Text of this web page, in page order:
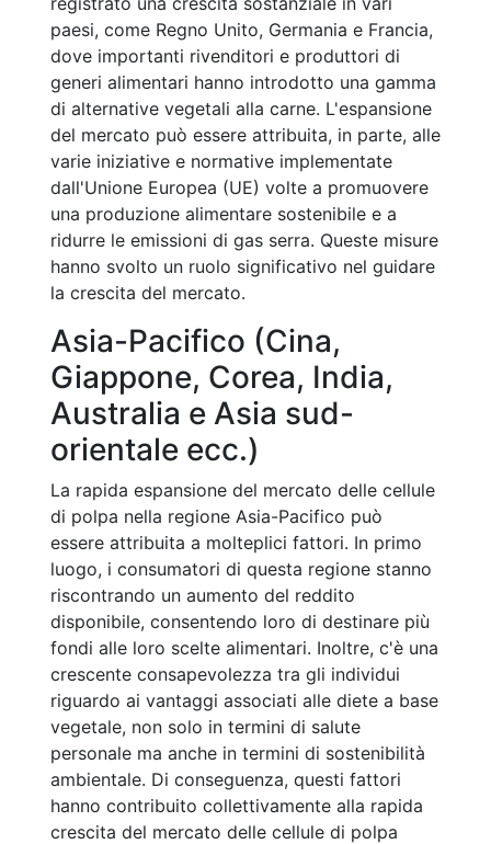
paesi, come Regno Unito, Germania e Francia,
dove importanti rivenditori e produttori di
generi alimentari hanno introdotto una gamma
di alternative vegetali alla carne. L'espansione
del mercato può essere attribuita, in parte, alle
varie iniziative e normative implementate
dall'Unione Europea (UE) volte a promuovere
una produzione alimentare sostenibile e a
ridurre le emissioni di gas serra. Queste misure
hanno svolto un ruolo significativo nel guidare
la crescita del mercato.
Asia-Pacifico (Cina,
Giappone, Corea, India,
Australia e Asia sud-
orientale ecc.)
La rapida espansione del mercato delle cellule
di polpa nella regione Asia-Pacifico può
essere attribuita a molteplici fattori. In primo
luogo, i consumatori di questa regione stanno
riscontrando un aumento del reddito
disponibile, consentendo loro di destinare più
fondi alle loro scelte alimentari. Inoltre, c'è una
crescente consapevolezza tra gli individui
riguardo ai vantaggi associati alle diete a base
vegetale, non solo in termini di salute
personale ma anche in termini di sostenibilità
ambientale. Di conseguenza, questi fattori
hanno contribuito collettivamente alla rapida
crescita del mercato delle cellule di polpa